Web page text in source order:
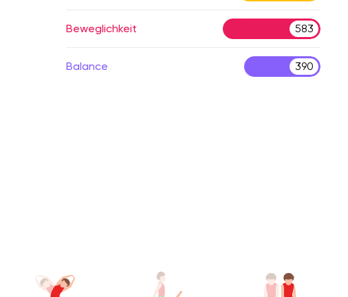
Beweglichkeit 583
Balance 390